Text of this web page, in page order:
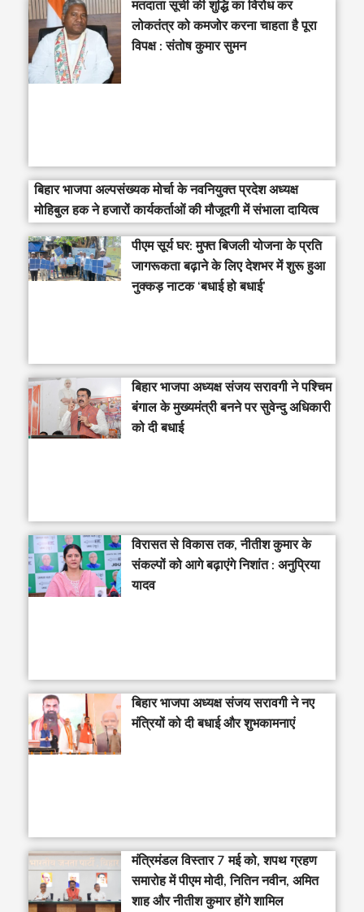
मतदाता सूची की शुद्धि का विरोध कर
लोकतंत्र को कमजोर करना चाहता है पूरा
विपक्ष : संतोष कुमार सुमन
बिहार भाजपा अल्पसंख्यक मोर्चा के नवनियुक्त प्रदेश अध्यक्ष
मोहिबुल हक ने हजारों कार्यकर्ताओं की मौजूदगी में संभाला दायित्व
पीएम सूर्य घर: मुफ्त बिजली योजना के प्रति
जागरूकता बढ़ाने के लिए देशभर में शुरू हुआ
नुक्कड़ नाटक ‘बधाई हो बधाई’
‎बिहार भाजपा अध्यक्ष संजय सरावगी ने पश्चिम
बंगाल के मुख्यमंत्री बनने पर सुवेन्दु अधिकारी
को दी बधाई
विरासत से विकास तक, नीतीश कुमार के
संकल्पों को आगे बढ़ाएंगे निशांत : अनुप्रिया
यादव
बिहार भाजपा अध्यक्ष संजय सरावगी ने नए
मंत्रियों को दी बधाई और शुभकामनाएं
मंत्रिमंडल विस्तार 7 मई को, शपथ ग्रहण
समारोह में पीएम मोदी, नितिन नवीन, अमित
शाह और नीतीश कुमार होंगे शामिल